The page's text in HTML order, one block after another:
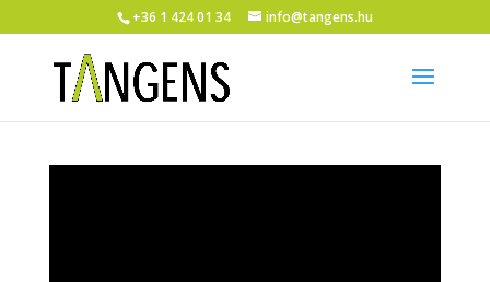
+36 1 424 01 34 info@tangens.hu